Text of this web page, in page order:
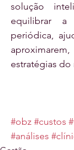
solução
equilibrar a
periódica,
estratégias
#obz #custos
#análises